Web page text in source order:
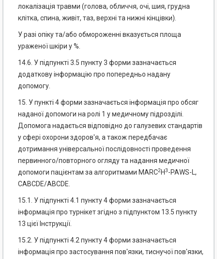
локалізація травми (голова, обличчя, очі, шия, грудна
клітка, спина, живіт, таз, верхні та нижні кінцівки).
У разі опіку та/або обмороженні вказується площа
ураженої шкіри у %.
14.6. У підпункті 3.5 пункту 3 форми зазначається
додаткову інформацію про попередньо надану
допомогу.
15. У пункті 4 форми зазначається інформація про обсяг
наданої допомоги на ролі 1 у медичному підрозділі.
Допомога надається відповідно до галузевих стандартів
у сфері охорони здоров'я, а також передбачає
дотримання універсальної послідовності проведення
первинного/повторного огляду та надання медичної
допомоги пацієнтам за алгоритмами MARC2H3-PAWS-L,
CABCDE/ABCDE.
15.1. У підпункті 4.1 пункту 4 форми зазначається
інформація про турнікет згідно з підпунктом 13.5 пункту
13 цієї Інструкції.
15.2. У підпункті 4.2 пункту 4 форми зазначається
інформація про застосування пов'язки, тиснучої пов'язки,